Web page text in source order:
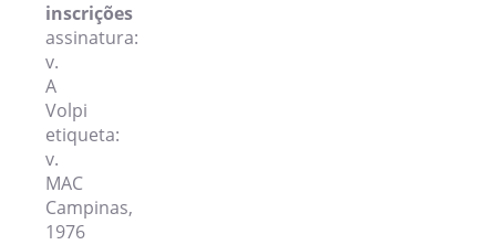
inscrições
assinatura:
v.
A
Volpi
etiqueta:
v.
MAC
Campinas,
1976